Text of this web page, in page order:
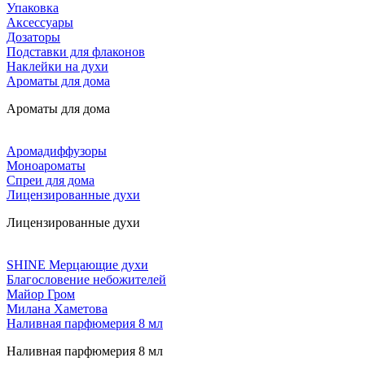
Упаковка
Аксессуары
Дозаторы
Подставки для флаконов
Наклейки на духи
Ароматы для дома
Ароматы для дома
Аромадиффузоры
Моноароматы
Спреи для дома
Лицензированные духи
Лицензированные духи
SHINE Мерцающие духи
Благословение небожителей
Майор Гром
Милана Хаметова
Наливная парфюмерия 8 мл
Наливная парфюмерия 8 мл